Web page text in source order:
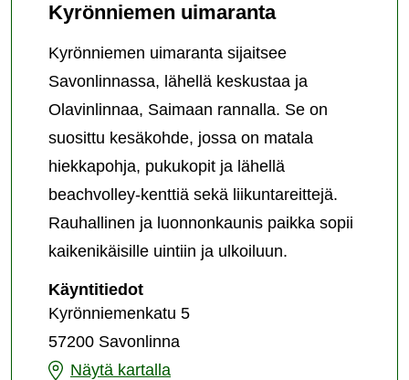
Kyrönniemen uimaranta
Kyrönniemen uimaranta sijaitsee
Savonlinnassa, lähellä keskustaa ja
Olavinlinnaa, Saimaan rannalla. Se on
suosittu kesäkohde, jossa on matala
hiekkapohja, pukukopit ja lähellä
beachvolley-kenttiä sekä liikuntareittejä.
Rauhallinen ja luonnonkaunis paikka sopii
kaikenikäisille uintiin ja ulkoiluun.
KäyntitiedotKyrönniemen
uimaranta
Kyrönniemenkatu 5
57200 Savonlinna
Näytä kartalla
Kyrönniemen